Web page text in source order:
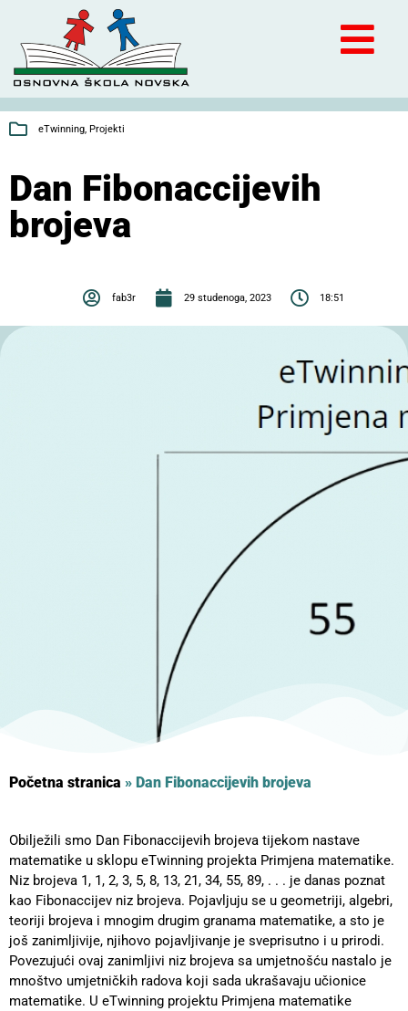
eTwinning, Projekti
Dan Fibonaccijevih
brojeva
fab3r 29 studenoga, 2023 18:51
Početna stranica » Dan Fibonaccijevih brojeva
Obilježili smo Dan Fibonaccijevih brojeva tijekom nastave
matematike u sklopu eTwinning projekta Primjena matematike.
Niz brojeva 1, 1, 2, 3, 5, 8, 13, 21, 34, 55, 89, . . . je danas poznat
kao Fibonaccijev niz brojeva. Pojavljuju se u geometriji, algebri,
teoriji brojeva i mnogim drugim granama matematike, a sto je
još zanimljivije, njihovo pojavljivanje je sveprisutno i u prirodi.
Povezujući ovaj zanimljivi niz brojeva sa umjetnošću nastalo je
mnoštvo umjetničkih radova koji sada ukrašavaju učionice
matematike. U eTwinning projektu Primjena matematike